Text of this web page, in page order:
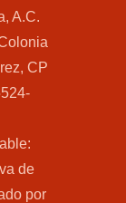
A.C.
CP
de
por